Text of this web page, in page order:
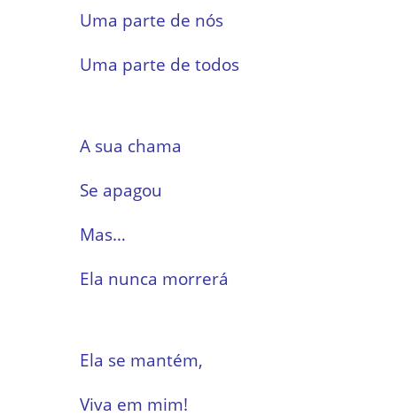
Uma parte de nós
Uma parte de todos
A sua chama
Se apagou
Mas…
Ela nunca morrerá
Ela se mantém,
Viva em mim!